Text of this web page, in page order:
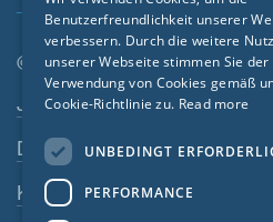
© SIGA 2026
Footer-Navigation
Jobs
Datenschutz
Kontakt
Benutzerfreundlichkeit unserer
verbessern. Durch die weitere
unserer Webseite stimmen Sie der
Verwendung von Cookies gemäß
Cookie-Richtlinie zu. Read more
UNBEDINGT
PERFORMANCE